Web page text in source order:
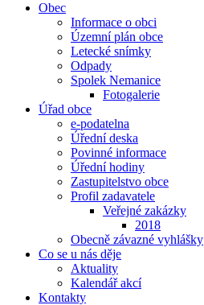
Obec
Informace o obci
Územní plán obce
Letecké snímky
Odpady
Spolek Nemanice
Fotogalerie
Úřad obce
e-podatelna
Úřední deska
Povinné informace
Úřední hodiny
Zastupitelstvo obce
Profil zadavatele
Veřejné zakázky
2018
Obecně závazné vyhlášky
Co se u nás děje
Aktuality
Kalendář akcí
Kontakty